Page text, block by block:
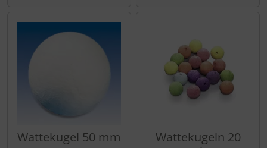
Wattekugel 50 mm
Wattekugeln 20